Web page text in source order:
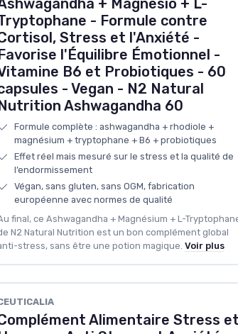
+ Magnesio + L-
- Formule contre
Stress et l'Anxiété -
l'Équilibre Émotionnel -
B6 et Probiotiques - 60
- Vegan - N2 Natural
Ashwagandha 60
Formule complète : ashwagandha + rhodiole +
magnésium + tryptophane + B6 + probiotiques
Effet réel mais mesuré sur le stress et la qualité de
l’endormissement
Végan, sans gluten, sans OGM, fabrication
européenne avec normes de qualité
final, ce Ashwagandha + Magnésium + L-
N2 Natural Nutrition est un bon complément global
stress, sans être une potion magique. Voir plus
Alimentaire Stress et